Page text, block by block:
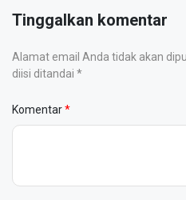
Tinggalkan komentar
Alamat email Anda tidak akan
diisi ditandai *
Komentar